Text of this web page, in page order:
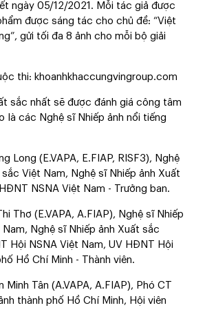
ngày 05/12/2021. Mỗi tác giả được
được sáng tác cho chủ đề: “Việt
gửi tối đa 8 ảnh cho mỗi bộ giải
thi: khoanhkhaccungvingroup.com
sắc nhất sẽ được đánh giá công tâm
là các Nghệ sĩ Nhiếp ảnh nổi tiếng
Long (E.VAPA, E.FIAP, RISF3), Nghệ
Việt Nam, Nghệ sĩ Nhiếp ảnh Xuất
NSNA Việt Nam - Trưởng ban.
Thơ (E.VAPA, A.FIAP), Nghệ sĩ Nhiếp
Nghệ sĩ Nhiếp ảnh Xuất sắc
Hội NSNA Việt Nam, UV HĐNT Hội
Hồ Chí Minh - Thành viên.
Tân (A.VAPA, A.FIAP), Phó CT
thành phố Hồ Chí Minh, Hội viên